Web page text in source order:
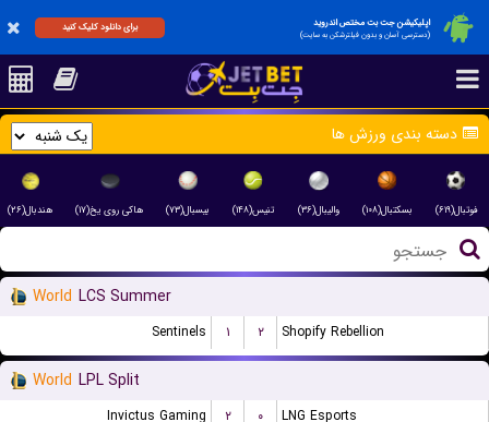
اپلیکیشن جت بت مختص اندروید
(دسترسی آسان و بدون فیلترشکن به سایت)
برای دانلود کلیک کنید
دسته بندی ورزش ها
فوتبال(۶۱۹) بسکتبال(۱۰۸) والیبال(۳۶) تنیس(۱۴۸) بیسبال(۷۳) هاکی روی یخ(۱۷) هندبال(۲۶)
World LCS Summer
Sentinels ۱ ۲ Shopify Rebellion
World LPL Split
Invictus Gaming ۲ ۰
LNG Esports